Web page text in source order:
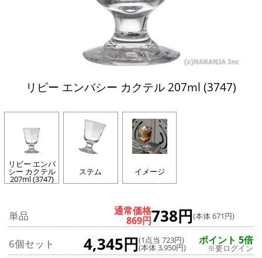
リビー エンバシー カクテル 207ml (3747)
リビー エンバ
シー カクテル
207ml (3747)
ステム イメージ
単品 通常価格
869円738円(本体 671円)
6個セット 4,345円(1点当 723円)
(本体 3,950円)
ポイント 5倍
※要ログイン